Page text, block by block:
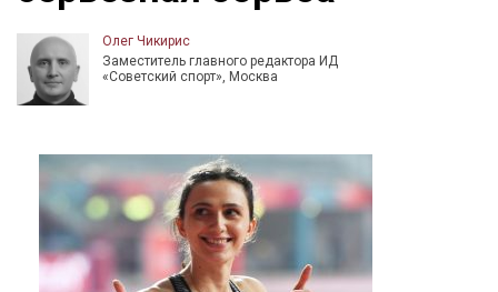
МурзилкаОлег Чикирис
Заместитель главного редактора ИД
«Советский спорт», Москва